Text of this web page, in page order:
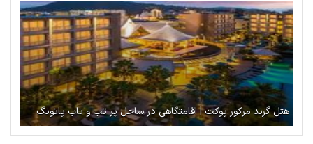
هتل گرند مرکور پوکت | اقامتگاهی در ساحل پر تب و تاب پاتونگ